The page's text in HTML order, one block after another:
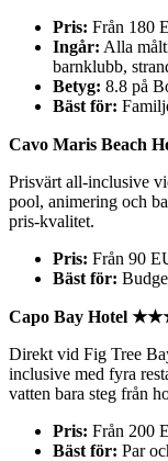
Pris: Från 180
Ingår: Alla
barnklubb,
Betyg: 8.8 på
Bäst för:
Cavo Maris Beach
Prisvärt all-inclusive
pool, animering och
pris-kvalitet.
Pris: Från 90
Bäst för:
Capo Bay Hotel
Direkt vid Fig Tree
inclusive med fyra
vatten bara steg från
Pris: Från 200
Bäst för: Par